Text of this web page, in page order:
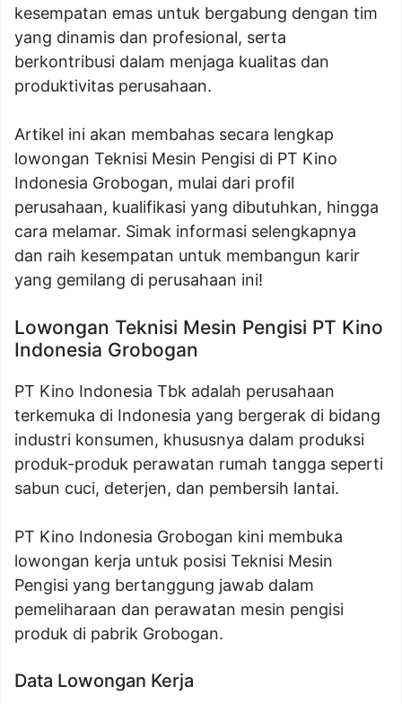
kesempatan emas untuk bergabung dengan tim
yang dinamis dan profesional, serta
berkontribusi dalam menjaga kualitas dan
produktivitas perusahaan.
Artikel ini akan membahas secara lengkap
lowongan Teknisi Mesin Pengisi di PT Kino
Indonesia Grobogan, mulai dari profil
perusahaan, kualifikasi yang dibutuhkan, hingga
cara melamar. Simak informasi selengkapnya
dan raih kesempatan untuk membangun karir
yang gemilang di perusahaan ini!
Lowongan Teknisi Mesin Pengisi PT Kino
Indonesia Grobogan
PT Kino Indonesia Tbk adalah perusahaan
terkemuka di Indonesia yang bergerak di bidang
industri konsumen, khususnya dalam produksi
produk-produk perawatan rumah tangga seperti
sabun cuci, deterjen, dan pembersih lantai.
PT Kino Indonesia Grobogan kini membuka
lowongan kerja untuk posisi Teknisi Mesin
Pengisi yang bertanggung jawab dalam
pemeliharaan dan perawatan mesin pengisi
produk di pabrik Grobogan.
Data Lowongan Kerja